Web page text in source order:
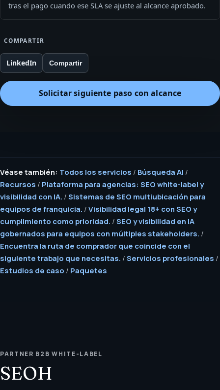
tras el pago cuando ese SLA se ajuste al alcance aprobado.
COMPARTIR
LinkedIn Compartir
Solicitar siguiente paso con alcance
Véase también: Todos los servicios / Búsqueda AI /
Recursos / Plataforma para agencias: SEO white-label y
visibilidad con IA. / Sistemas de SEO multiubicación para
equipos de franquicia. / Visibilidad legal 18+ con SEO y
cumplimiento como prioridad. / SEO y visibilidad en IA
gobernados para equipos con múltiples stakeholders. /
Encuentra la ruta de comprador que coincide con el
siguiente trabajo que necesitas. / Servicios profesionales /
Estudios de caso / Paquetes
PARTNER B2B WHITE-LABEL
SEOH